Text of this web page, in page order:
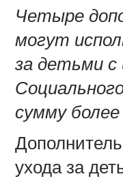
Четыре
могут
за детьми с
сумму
ухода за